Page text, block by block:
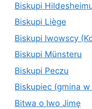
Biskupi
Biskupi Liège
Biskupi lwowscy
Biskupi Münsteru
Biskupi Peczu
Biskupiec (gmina
Bitwa o Iwo Jimę